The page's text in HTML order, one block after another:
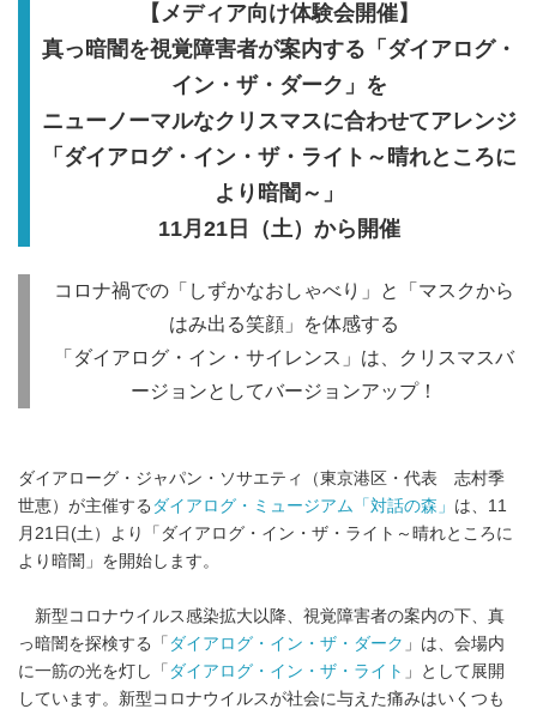
【メディア向け体験会開催】
真っ暗闇を視覚障害者が案内する「ダイアログ・
イン・ザ・ダーク」を
ニューノーマルなクリスマスに合わせてアレンジ
「ダイアログ・イン・ザ・ライト～晴れところに
より暗闇～」
11月21日（土）から開催
コロナ禍での「しずかなおしゃべり」と「マスクから
はみ出る笑顔」を体感する
「ダイアログ・イン・サイレンス」は、クリスマスバ
ージョンとしてバージョンアップ！
ダイアローグ・ジャパン・ソサエティ（東京港区・代表 志村季
世恵）が主催する ダイアログ・ミュージアム「対話の森」 は、11
月21日(土）より「ダイアログ・イン・ザ・ライト～晴れところに
より暗闇」を開始します。
新型コロナウイルス感染拡大以降、視覚障害者の案内の下、真
っ暗闇を探検する「 ダイアログ・イン・ザ・ダーク 」は、会場内
に一筋の光を灯し「 ダイアログ・イン・ザ・ライト 」として展開
しています。新型コロナウイルスが社会に与えた痛みはいくつも